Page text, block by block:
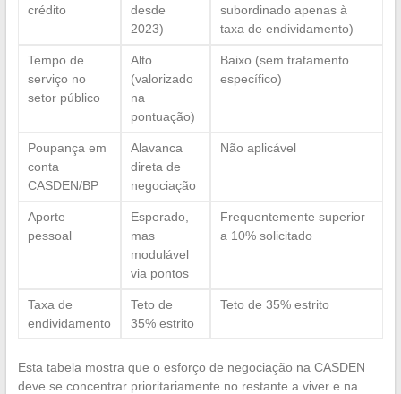
crédito
desde
2023)
subordinado apenas à
taxa de endividamento)
Tempo de
serviço no
setor público
Alto
(valorizado
na
pontuação)
Baixo (sem tratamento
específico)
Poupança em
conta
CASDEN/BP
Alavanca
direta de
negociação
Não aplicável
Aporte
pessoal
Esperado,
mas
modulável
via pontos
Frequentemente superior
a 10% solicitado
Taxa de
endividamento
Teto de
35% estrito
Teto de 35% estrito
Esta tabela mostra que o esforço de negociação na CASDEN
deve se concentrar prioritariamente no restante a viver e na